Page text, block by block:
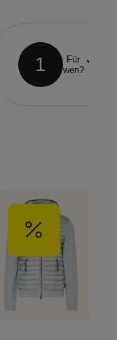
1
Für
wen?